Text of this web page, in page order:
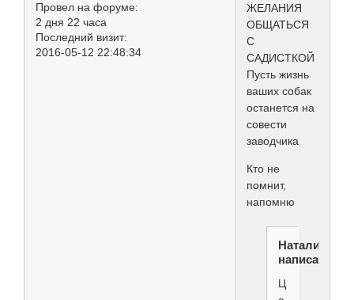
Провел на форуме:
2 дня 22 часа
Последний визит:
2016-05-12 22:48:34
ЖЕЛАНИЯ
ОБЩАТЬСЯ
С
САДИСТКОЙ
Пусть жизнь
ваших собак
останется на
совести
заводчика
Кто не
помнит,
напомню
Наталия
написал(а):
Цитата